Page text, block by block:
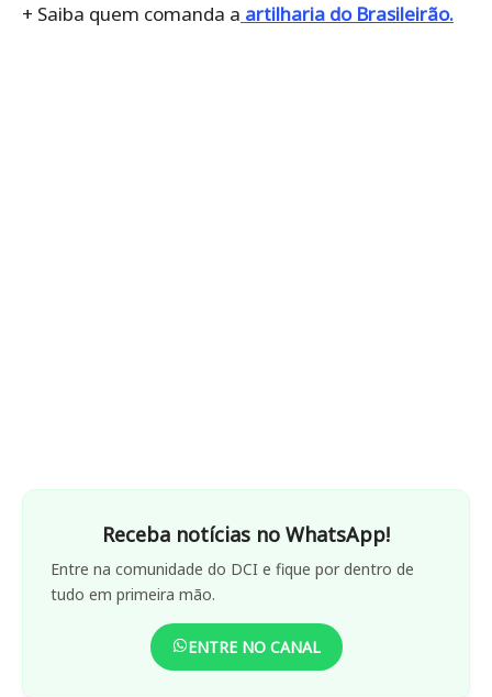
+ Saiba quem comanda a artilharia do Brasileirão.
Receba notícias no WhatsApp!
Entre na comunidade do DCI e fique por dentro de
tudo em primeira mão.
ENTRE NO CANAL